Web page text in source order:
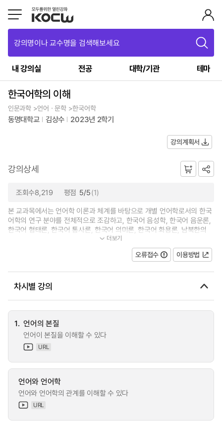
강의명이나 교수명을 검색해보세요
내 강의실 전공 대학/기관 테마
한국어학의 이해
인문과학 >언어ㆍ문학 >한국어학
동명대학교 김상수 2023년 2학기
강의계획서
강의상세
조회수8,219 평점 5/5(1)
본 교과목에서는 언어학 이론과 체계를 바탕으로 개별 언어학로서의 한국
어학의 연구 분야를 전체적으로 조감하고, 한국어 음성학, 한국어 음운론,
한국어 형태론, 한국어 통사론, 한국어 의미론, 한국어 화용론, 남북한의
한국어, 한국어문 규범, 사회한국... 더보기
오류접수 이용방법
차시별 강의
1. 언어의 본질
언어이 본질을 이해할 수 있다
URL
언어와 언어학
언어와 언어학의 관계를 이해할 수 있다
URL